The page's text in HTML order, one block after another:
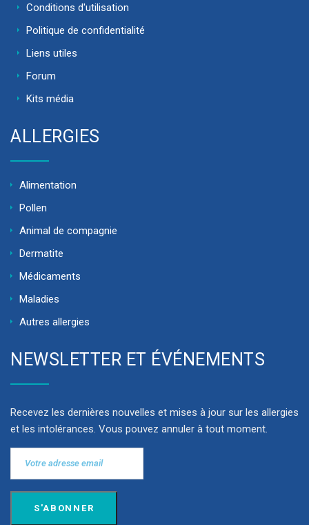
Conditions d'utilisation
Politique de confidentialité
Liens utiles
Forum
Kits média
ALLERGIES
Alimentation
Pollen
Animal de compagnie
Dermatite
Médicaments
Maladies
Autres allergies
NEWSLETTER ET ÉVÉNEMENTS
Recevez les dernières nouvelles et mises à jour sur les allergies
et les intolérances. Vous pouvez annuler à tout moment.